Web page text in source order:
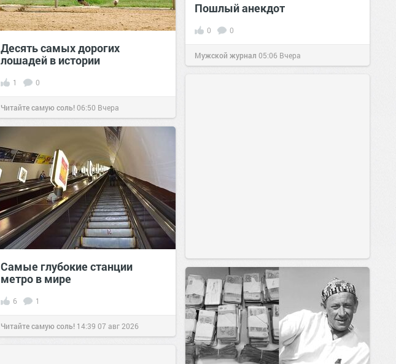
Десять самых дорогих
лошадей в истории
1 0
Читайте самую соль!06:50 Вчера
Пошлый анекдот
0 0
Мужской журнал 05:06 Вчера
Самые глубокие станции
метро в мире
6 1
Читайте самую соль! 14:39 07 авг 2026